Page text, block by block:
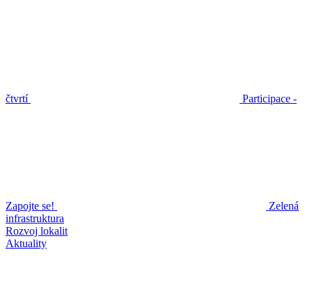
čtvrtí Participace -
Zapojte se!
Zelená
infrastruktura
Rozvoj lokalit
Aktuality